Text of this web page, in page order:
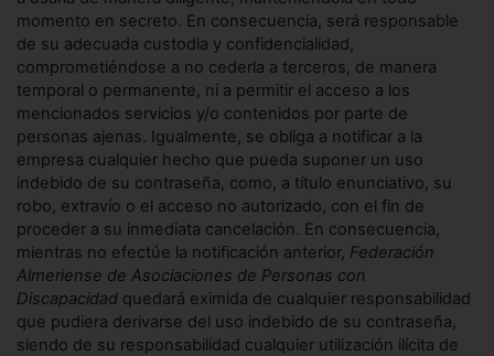
momento en secreto. En consecuencia, será responsable
de su adecuada custodia y confidencialidad,
comprometiéndose a no cederla a terceros, de manera
temporal o permanente, ni a permitir el acceso a los
mencionados servicios y/o contenidos por parte de
personas ajenas. Igualmente, se obliga a notificar a la
empresa cualquier hecho que pueda suponer un uso
indebido de su contraseña, como, a título enunciativo, su
robo, extravío o el acceso no autorizado, con el fin de
proceder a su inmediata cancelación. En consecuencia,
mientras no efectúe la notificación anterior, Federación
Almeriense de Asociaciones de Personas con
Discapacidad quedará eximida de cualquier responsabilidad
que pudiera derivarse del uso indebido de su contraseña,
siendo de su responsabilidad cualquier utilización ilícita de